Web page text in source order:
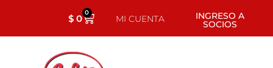
$0 0
MI CUENTA INGRESO A
SOCIOS